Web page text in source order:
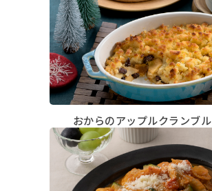
おからのアップルクランブル